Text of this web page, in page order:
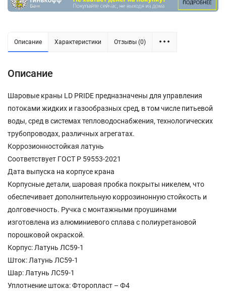
Описание Характеристики Отзывы (0)
Описание
Шаровые краны LD PRIDE предназначены для управления
потоками жидких и газообразных сред, в том числе питьевой
воды, сред в системах тепловодоснабжения, технологических
трубопроводах, различных агрегатах.
Коррозионностойкая латунь
Соответствует ГОСТ Р 59553-2021
Дата выпуска на корпусе крана
Корпусные детали, шаровая пробка покрыты никелем, что
обеспечивает дополнительную коррозинонную стойкость и
долговечность. Ручка с монтажными проушинами
изготовлена из алюминиевого сплава с полиуретановой
порошковой окраской.
Корпус: Латунь ЛС59-1
Шток: Латунь ЛС59-1
Шар: Латунь ЛС59-1
Уплотнение штока: Фторопласт – Ф4